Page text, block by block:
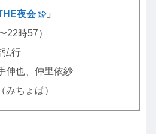
夜会
」
22時57）
弘行
伸也、仲里依紗
みちょぱ）